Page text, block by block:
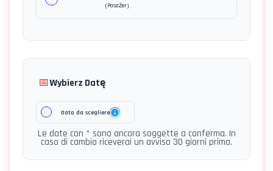
(Pasażer)
📅Wybierz Datę
Data da scegliere
Le date con * sono ancora soggette a conferma. In
caso di cambio riceverai un avviso 30 giorni prima.